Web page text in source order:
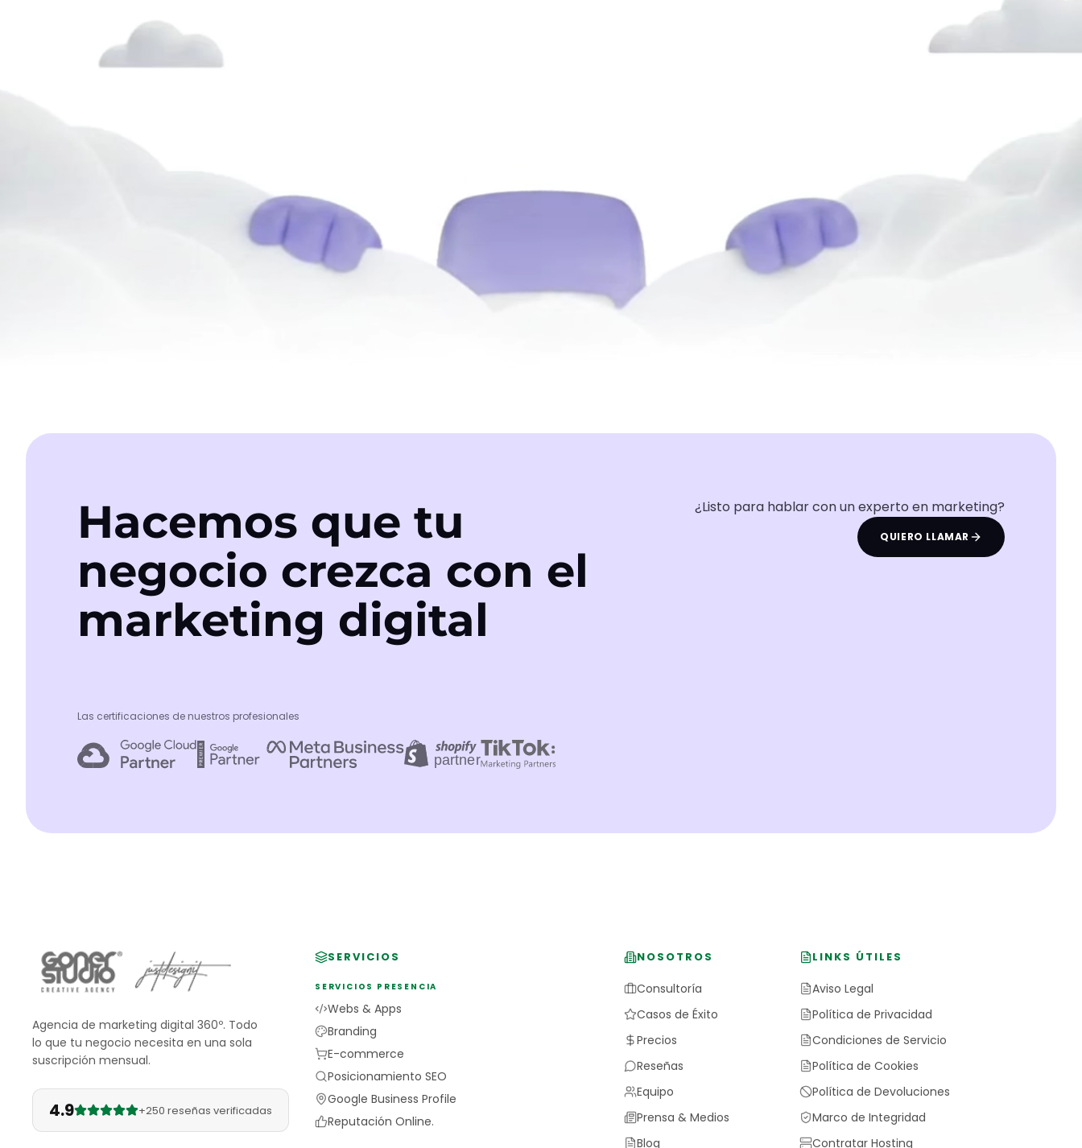
Hacemos que tu
negocio crezca con el
marketing digital
¿Listo para hablar con un experto en marketing?
QUIERO LLAMAR
Las certificaciones de nuestros profesionales
Agencia de marketing digital 360º. Todo
lo que tu negocio necesita en una sola
suscripción mensual.
4.9 +250 reseñas verificadas
SERVICIOS
SERVICIOS PRESENCIA
Webs & Apps
Branding
E-commerce
Posicionamiento SEO
Google Business Profile
Reputación Online.
NOSOTROS
Consultoría
Casos de Éxito
Precios
Reseñas
Equipo
Prensa & Medios
Blog
LINKS ÚTILES
Aviso Legal
Política de Privacidad
Condiciones de Servicio
Política de Cookies
Política de Devoluciones
Marco de Integridad
Contratar Hosting